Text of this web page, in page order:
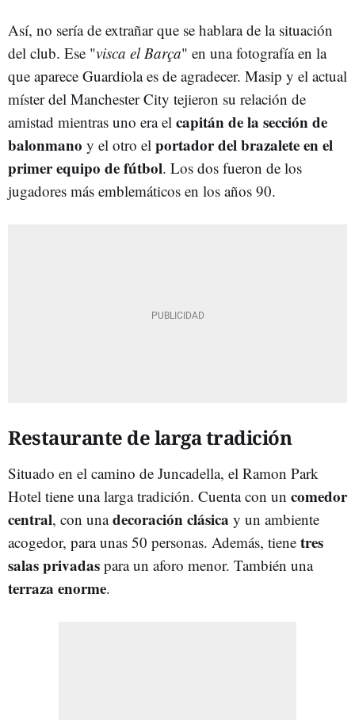
Así, no sería de extrañar que se hablara de la situación
del club. Ese "visca el Barça" en una fotografía en la
que aparece Guardiola es de agradecer. Masip y el actual
míster del Manchester City tejieron su relación de
amistad mientras uno era el capitán de la sección de
balonmano y el otro el portador del brazalete en el
primer equipo de fútbol. Los dos fueron de los
jugadores más emblemáticos en los años 90.
Restaurante de larga tradición
Situado en el camino de Juncadella, el Ramon Park
Hotel tiene una larga tradición. Cuenta con un comedor
central, con unadecoración clásica y un ambiente
acogedor, para unas 50 personas. Además, tiene tres
salas privadas para un aforo menor. También una
terraza enorme.